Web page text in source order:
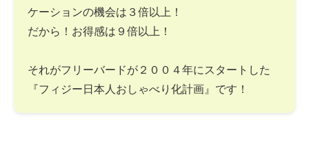
ケーションの機会は３倍以上！
だから！お得感は９倍以上！
それがフリーバードが２００４年にスタートした
『フィジー日本人おしゃべり化計画』です！